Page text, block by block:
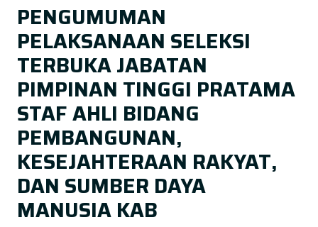
PENGUMUMAN
PELAKSANAAN SELEKSI
TERBUKA JABATAN
PIMPINAN TINGGI PRATAMA
STAF AHLI BIDANG
PEMBANGUNAN,
KESEJAHTERAAN RAKYAT,
DAN SUMBER DAYA
MANUSIA KAB